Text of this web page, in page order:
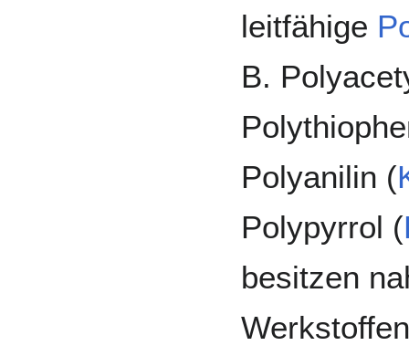
leitfähige
B.
Polyanilin (
Polypyrrol (
besitzen